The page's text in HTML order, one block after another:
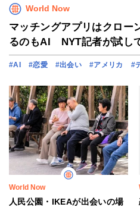
World Now
マッチングアプリはクロ
るのもAI NYT記者が試し
#AI #恋愛 #出会い #アメリカ #
World Now
人民公園・IKEAが出会いの場